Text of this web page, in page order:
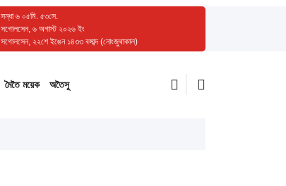
সন্ধা ৬ ০৫মি. ৫৩সে.
সগোলসেন, ৬ অগাস্ট ২০২৬ ইং
সগোলসেন, ২২শে ইঙেন ১৪৩৩ বঙ্গাব্দ (নোংজুথাকাল)
মৈতৈ ময়েক অতৈসু